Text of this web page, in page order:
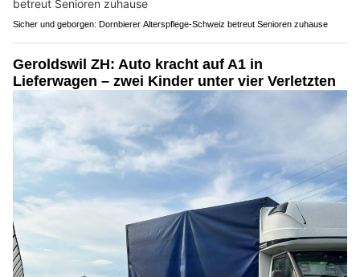
Sicher und geborgen: Dornbierer Alterspflege-Schweiz betreut Senioren zuhause
Geroldswil ZH: Auto kracht auf A1 in
Lieferwagen – zwei Kinder unter vier Verletzten